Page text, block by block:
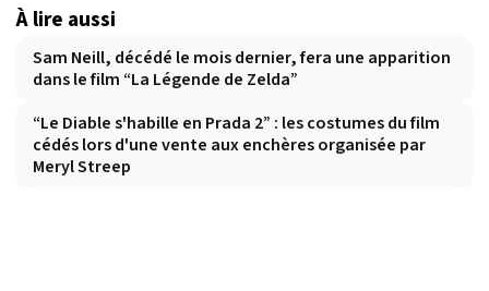
À lire aussi
Sam Neill, décédé le mois dernier, fera une apparition
dans le film “La Légende de Zelda”
“Le Diable s'habille en Prada 2” : les costumes du film
cédés lors d'une vente aux enchères organisée par
Meryl Streep